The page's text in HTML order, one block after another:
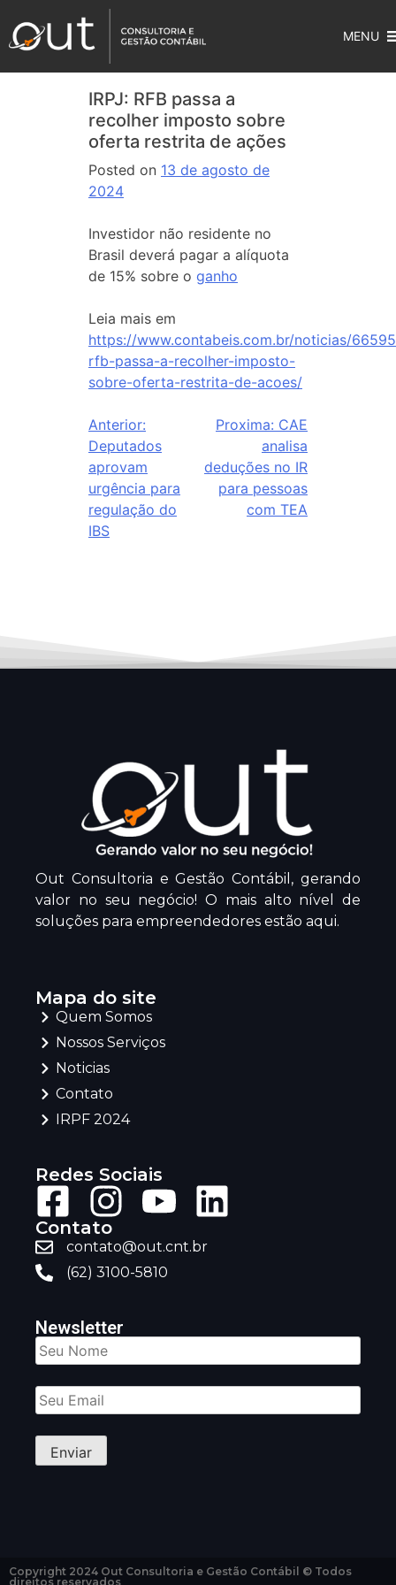
MENU
IRPJ: RFB passa a
recolher imposto sobre
oferta restrita de ações
Posted on 13 de agosto de
2024
Investidor não residente no
Brasil deverá pagar a alíquota
de 15% sobre o ganho
Leia mais em
https://www.contabeis.com.br/noticias/
rfb-passa-a-recolher-imposto-
sobre-oferta-restrita-de-acoes/
Anterior:
Deputados
aprovam
urgência para
regulação do
IBS
Proxima: CAE
analisa
deduções no IR
para pessoas
com TEA
Out Consultoria e Gestão Contábil, gerando
valor no seu negócio! O mais alto nível de
soluções para empreendedores estão aqui.
Mapa do site
Quem Somos
Nossos Serviços
Noticias
Contato
IRPF 2024
Redes Sociais
Contato
contato@out.cnt.br
(62) 3100-5810
Newsletter
Copyright 2024 Out Consultoria e Gestão Contábil © Todos
direitos reservados